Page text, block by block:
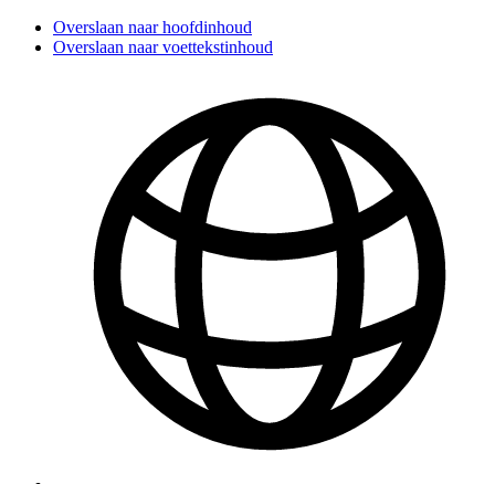
Overslaan naar hoofdinhoud
Overslaan naar voettekstinhoud